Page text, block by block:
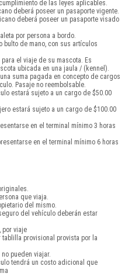
de las leyes aplicables.
deberá poseer un pasaporte vigente.
deberá poseer un pasaporte visado
por persona a bordo.
bulto de mano, con sus artículos
el viaje de su mascota. Es
ubicada en una jaula / (kennel).
suma pagada en concepto de cargos
Pasaje no reembolsable.
estará sujeto a un cargo de $50.00
estará sujeto a un cargo de $100.00
en el terminal mínimo 3 horas
en el terminal mínimo 6 horas
que viaja.
del mismo.
del vehículo deberán estar
por viaje
provisional provista por la
pueden viajar.
tendrá un costo adicional que